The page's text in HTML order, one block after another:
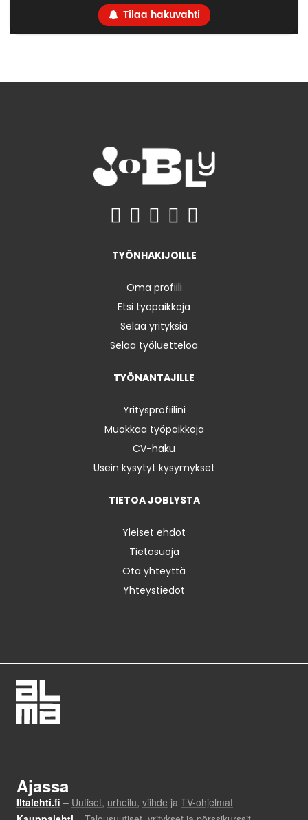
Tilaa hakuvahti
TYÖNHAKIJOILLE
Oma profiili
Etsi työpaikkoja
Selaa yrityksiä
Selaa työluetteloa
TYÖNANTAJILLE
Yritysprofiilini
Muokkaa työpaikkoja
CV-haku
Usein kysytyt kysymykset
TIETOA JOBLYSTA
Yleiset ehdot
Tietosuoja
Ota yhteyttä
Yhteystiedot